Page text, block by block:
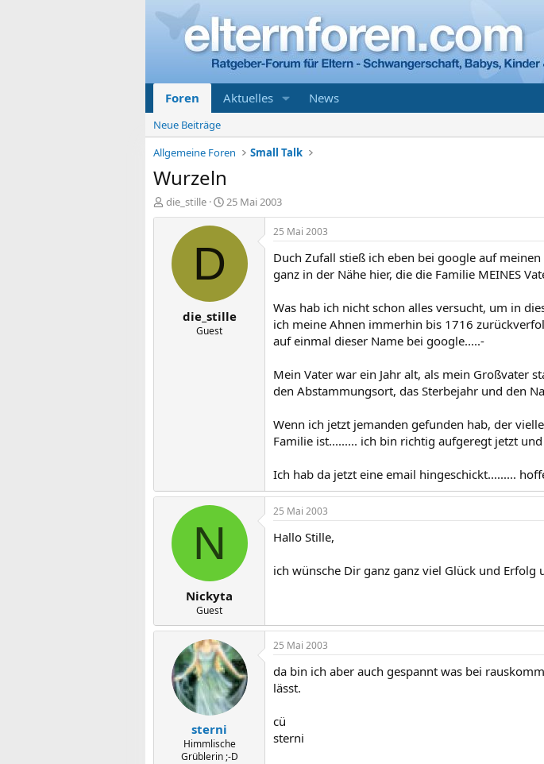
Foren Aktuelles News
Neue Beiträge
Allgemeine Foren
Small Talk
Wurzeln
E
r
die_stille
E
r
s
t
a
25 Mai 2003
D
die_stille
Guest
25 Mai 2003
Duch Zufall stieß ich eben bei google auf
ganz in der Nähe hier, die die Familie MEINES
Was hab ich nicht schon alles versucht, um in
ich meine Ahnen immerhin bis 1716
auf einmal dieser Name bei google.....-
Mein Vater war ein Jahr alt, als mein Großvater
den Abstammungsort, das Sterbejahr und den
Wenn ich jetzt jemanden gefunden hab, der
Familie ist......... ich bin richtig aufgeregt jetzt
Ich hab da jetzt eine email hingeschickt.........
N
Nickyta
Guest
25 Mai 2003
Hallo Stille,
ich wünsche Dir ganz ganz viel Glück und Erfolg
sterni
Himmlische
Grüblerin ;-D
25 Mai 2003
da bin ich aber auch gespannt was bei
lässt.
cü
sterni